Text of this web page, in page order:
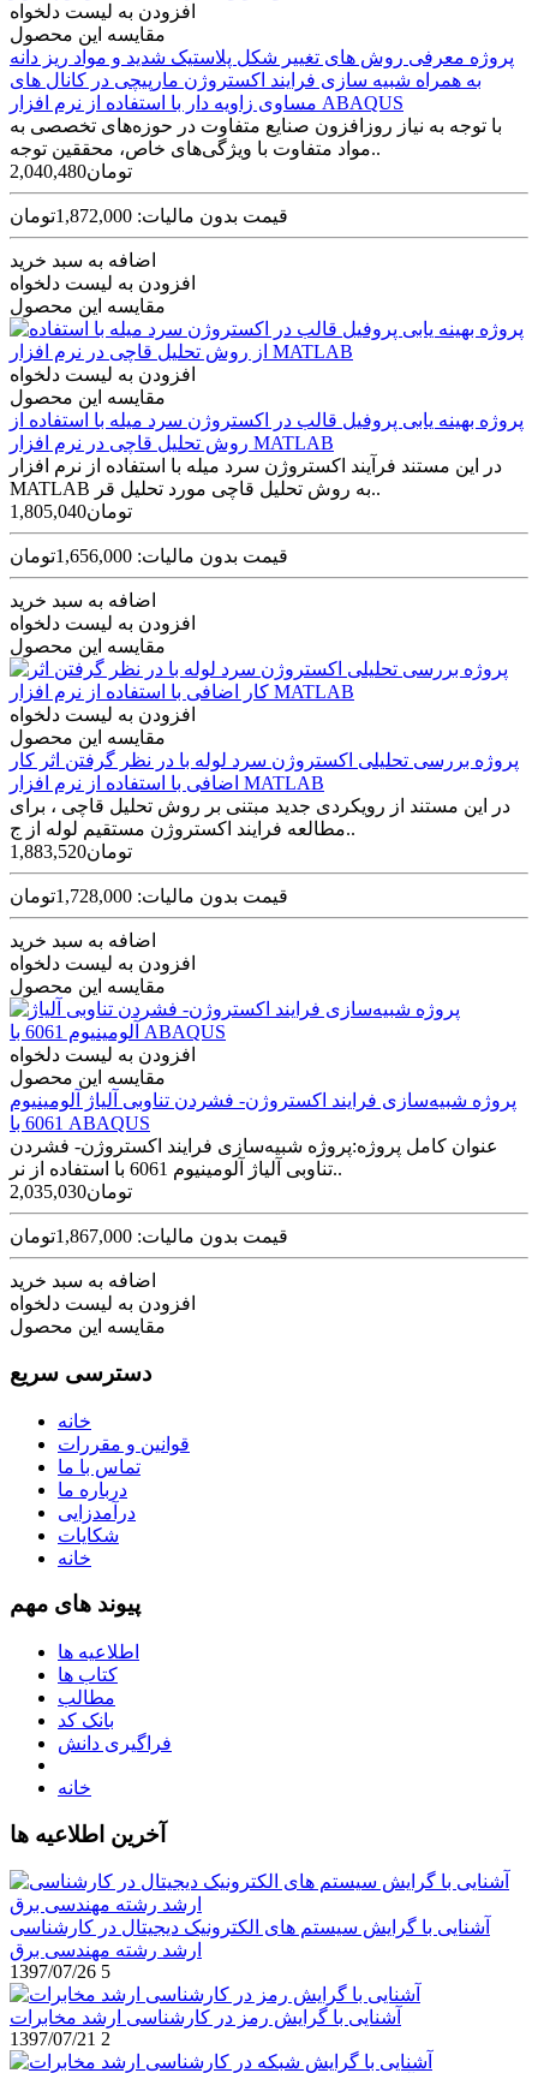
افزودن به لیست دلخواه
مقایسه این محصول
پروژه معرفی روش های تغییر شکل پلاستیک شدید و مواد ریز دانه
به همراه شبیه سازی فرایند اکستروژن مارپیچی در کانال های
مساوی زاویه دار با استفاده از نرم افزار ABAQUS
با توجه به نیاز روزافزون صنایع متفاوت در حوزه‌های تخصصی به
مواد متفاوت با ویژگی‌های خاص، محققین توجه..
2,040,480تومان
قیمت بدون مالیات: 1,872,000تومان
اضافه به سبد خرید
افزودن به لیست دلخواه
مقایسه این محصول
افزودن به لیست دلخواه
مقایسه این محصول
پروژه بهینه یابی پروفیل قالب در اکستروژن سرد میله با استفاده از
روش تحلیل قاچی در نرم افزار MATLAB
در این مستند فرآیند اکستروژن سرد میله با استفاده از نرم افزار
MATLAB به روش تحلیل قاچی مورد تحلیل قر..
1,805,040تومان
قیمت بدون مالیات: 1,656,000تومان
اضافه به سبد خرید
افزودن به لیست دلخواه
مقایسه این محصول
افزودن به لیست دلخواه
مقایسه این محصول
پروژه بررسی تحلیلی اکستروژن سرد لوله با در نظر گرفتن اثر کار
اضافی با استفاده از نرم افزار MATLAB
در این مستند از ‌رويکردی جديد مبتنی بر روش تحلیل قاچی ، برای
مطالعه فرايند اکستروژن مستقیم لوله از ج..
1,883,520تومان
قیمت بدون مالیات: 1,728,000تومان
اضافه به سبد خرید
افزودن به لیست دلخواه
مقایسه این محصول
افزودن به لیست دلخواه
مقایسه این محصول
پروژه شبیه‌سازی فرایند اکستروژن- فشردن تناوبی آلیاژ آلومینیوم
6061 با ABAQUS
عنوان کامل پروژه:پروژه شبیه‌سازی فرایند اکستروژن- فشردن
تناوبی آلیاژ آلومینیوم 6061 با استفاده از نر..
2,035,030تومان
قیمت بدون مالیات: 1,867,000تومان
اضافه به سبد خرید
افزودن به لیست دلخواه
مقایسه این محصول
دسترسی سریع
خانه
قوانین و مقررات
تماس با ما
درباره ما
درآمدزایی
شکایات
خانه
پیوند های مهم
اطلاعیه ها
کتاب ها
مطالب
بانک کد
فراگیری دانش
خانه
آخرین اطلاعیه ها
آشنایی با گرایش سیستم های الکترونیک دیجیتال در کارشناسی
ارشد رشته مهندسی برق
1397/07/26 5
آشنایی با گرایش رمز در کارشناسی ارشد مخابرات
1397/07/21 2